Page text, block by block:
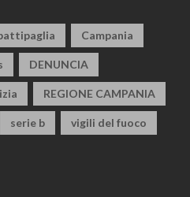
Campania
DENUNCIA
REGIONE CAMPANIA
serie b vigili del fuoco